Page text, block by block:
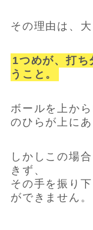
その理由は、
1つめが、打ち
うこと。
ボールを上か
のひらが上に
しかしこの場
きず、
その手を振り
ができません。